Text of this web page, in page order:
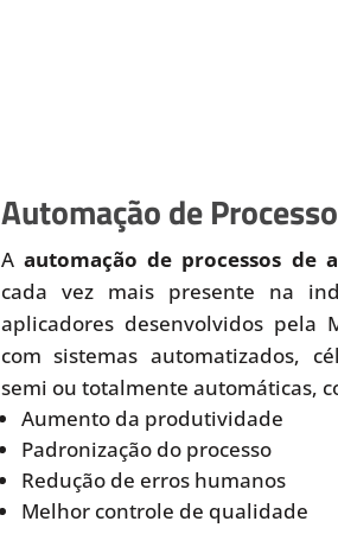
Automação de
A automação de processos de
cada vez mais presente na
aplicadores desenvolvidos pela
com sistemas automatizados,
semi ou totalmente automáticas,
Aumento da produtividade
Padronização do processo
Redução de erros humanos
Melhor controle de qualidade